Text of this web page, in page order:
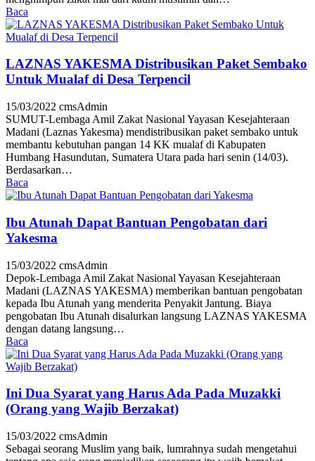
Baca
LAZNAS YAKESMA Distribusikan Paket Sembako
Untuk Mualaf di Desa Terpencil
15/03/2022 cmsAdmin
SUMUT-Lembaga Amil Zakat Nasional Yayasan Kesejahteraan
Madani (Laznas Yakesma) mendistribusikan paket sembako untuk
membantu kebutuhan pangan 14 KK mualaf di Kabupaten
Humbang Hasundutan, Sumatera Utara pada hari senin (14/03).
Berdasarkan…
Baca
Ibu Atunah Dapat Bantuan Pengobatan dari
Yakesma
15/03/2022 cmsAdmin
Depok-Lembaga Amil Zakat Nasional Yayasan Kesejahteraan
Madani (LAZNAS YAKESMA) memberikan bantuan pengobatan
kepada Ibu Atunah yang menderita Penyakit Jantung. Biaya
pengobatan Ibu Atunah disalurkan langsung LAZNAS YAKESMA
dengan datang langsung…
Baca
Ini Dua Syarat yang Harus Ada Pada Muzakki
(Orang yang Wajib Berzakat)
15/03/2022 cmsAdmin
Sebagai seorang Muslim yang baik, lumrahnya sudah mengetahui